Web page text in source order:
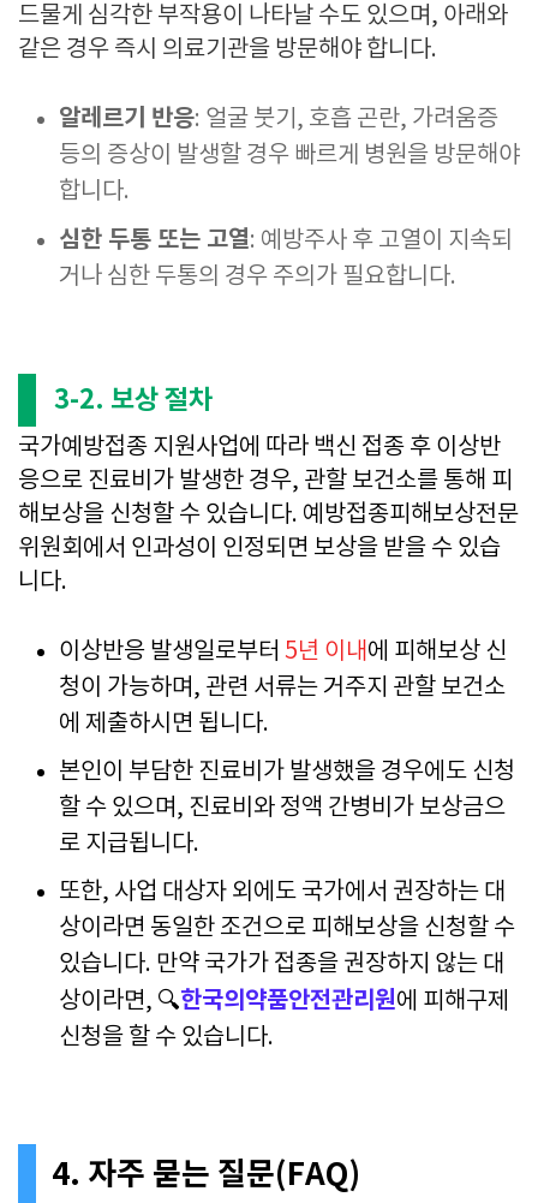
드물게 심각한 부작용이 나타날 수도 있으며, 아래와
같은 경우 즉시 의료기관을 방문해야 합니다.
알레르기 반응: 얼굴 붓기, 호흡 곤란, 가려움증
등의 증상이 발생할 경우 빠르게 병원을 방문해야
합니다.
심한 두통 또는 고열: 예방주사 후 고열이 지속되
거나 심한 두통의 경우 주의가 필요합니다.
3-2. 보상 절차
국가예방접종 지원사업에 따라 백신 접종 후 이상반
응으로 진료비가 발생한 경우, 관할 보건소를 통해 피
해보상을 신청할 수 있습니다. 예방접종피해보상전문
위원회에서 인과성이 인정되면 보상을 받을 수 있습
니다.
이상반응 발생일로부터 5년 이내에 피해보상 신
청이 가능하며, 관련 서류는 거주지 관할 보건소
에 제출하시면 됩니다.
본인이 부담한 진료비가 발생했을 경우에도 신청
할 수 있으며, 진료비와 정액 간병비가 보상금으
로 지급됩니다.
또한, 사업 대상자 외에도 국가에서 권장하는 대
상이라면 동일한 조건으로 피해보상을 신청할 수
있습니다. 만약 국가가 접종을 권장하지 않는 대
상이라면, 🔍한국의약품안전관리원에 피해구제
신청을 할 수 있습니다.
4. 자주 묻는 질문(FAQ)